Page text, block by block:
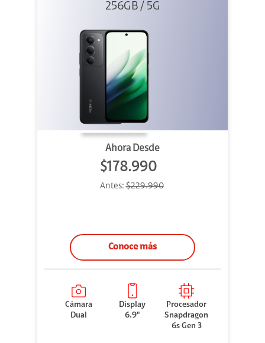
256GB / 5G
Ahora Desde
$178.990
Antes:$229.990
Conoce más
Cámara
Dual
Display
6.9"
Procesador
Snapdragon
6s Gen 3